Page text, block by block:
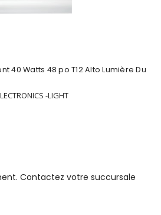
40 Watts 48 po T12 Alto Lumière Du
-LIGHT
Contactez votre succursale